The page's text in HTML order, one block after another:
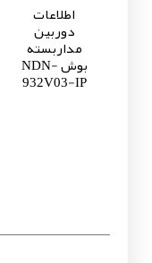
اطلاعات
دوربین
مداربسته
بوش NDN-
932V03-IP